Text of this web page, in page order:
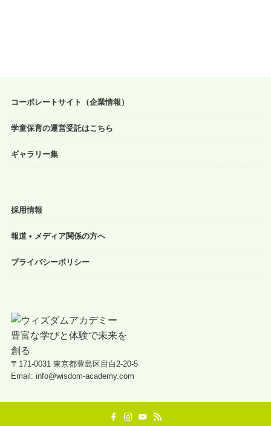
コーポレートサイト（企業情報）
学童保育の運営受託はこちら
ギャラリー集
採用情報
報道 • メディア関係の方へ
プライバシーポリシー
〒171-0031 東京都豊島区目白2-20-5
Email: info@wisdom-academy.com